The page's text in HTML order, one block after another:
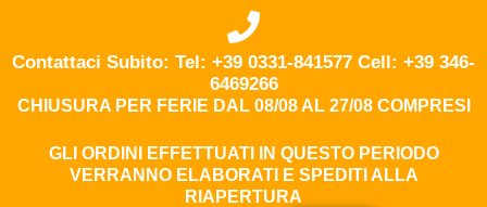
Contattaci Subito: Tel: +39 0331-841577 Cell: +39 346-
6469266
CHIUSURA PER FERIE DAL 08/08 AL 27/08 COMPRESI
GLI ORDINI EFFETTUATI IN QUESTO PERIODO
VERRANNO ELABORATI E SPEDITI ALLA
RIAPERTURA